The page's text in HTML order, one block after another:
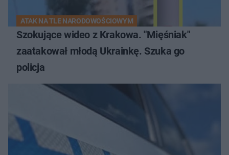
ATAK NA TLE NARODOWOŚCIOWYM
Szokujące wideo z Krakowa. "Mięśniak"
zaatakował młodą Ukrainkę. Szuka go
policja